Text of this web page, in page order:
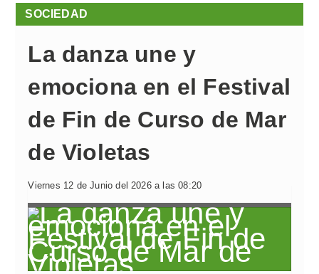
SOCIEDAD
La danza une y
emociona en el Festival
de Fin de Curso de Mar
de Violetas
Viernes 12 de Junio del 2026 a las 08:20